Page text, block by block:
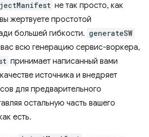
не так просто, как
жертвуете простотой
большей гибкости. generateSW
всю генерацию сервис-воркера,
принимает написанный вами
источника и внедряет
для предварительного
остальную часть вашего
есть.